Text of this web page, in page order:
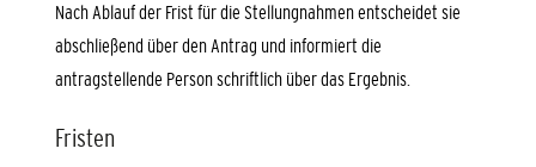
Nach Ablauf der Frist für die Stellungnahmen entscheidet sie
abschließend über den Antrag und informiert die
antragstellende Person schriftlich über das Ergebnis.
Fristen